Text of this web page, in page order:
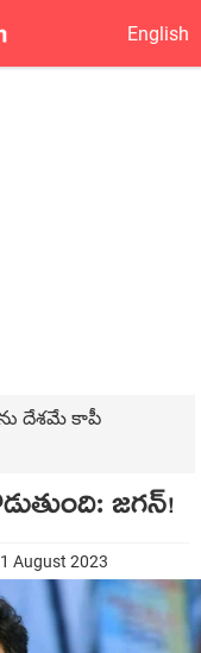
English
దేశమే కాపీ
జగన్!
August 2023